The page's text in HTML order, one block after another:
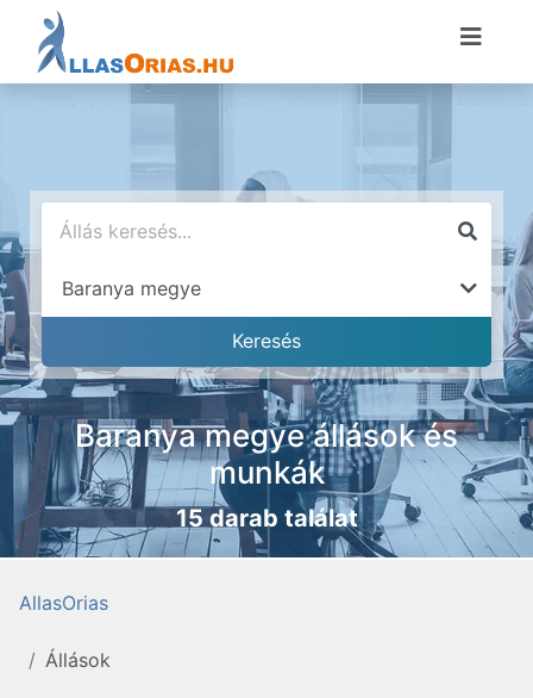
Baranya megye állások és
munkák
15 darab találat
AllasOrias
Állások